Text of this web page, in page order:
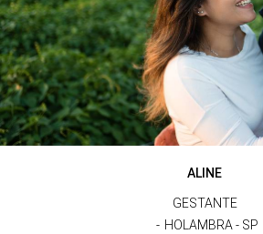
ALINE
GESTANTE
HOLAMBRA - SP